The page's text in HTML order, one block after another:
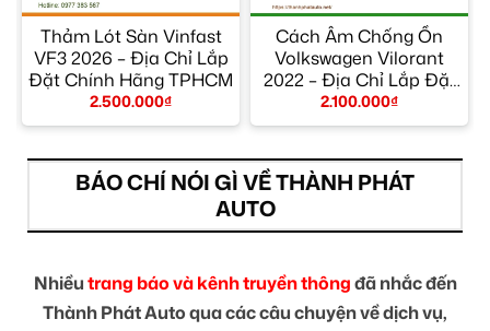
Thảm Lót Sàn Vinfast
VF3 2026 – Địa Chỉ Lắp
Đặt Chính Hãng TPHCM
2.500.000₫
Cách Âm Chống Ồn
Volkswagen Vilorant
2022 – Địa Chỉ Lắp Đặt
Uy Tín TPHCM
2.100.000₫
BÁO CHÍ NÓI GÌ VỀ THÀNH PHÁT
AUTO
Nhiềutrang báo và kênh truyền thôngđã nhắc đến
Thành Phát Auto qua các câu chuyện về dịch vụ,